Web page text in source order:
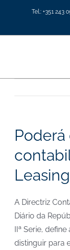
content
Tel.: +351 243
Poderá
A Directriz
Diário da
IIª Serie,
distinguir para